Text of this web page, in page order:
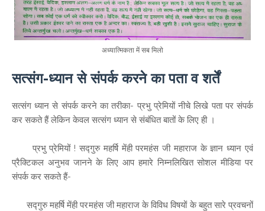
अध्यात्मिकता में सब मिलो
सत्संग-ध्यान से संपर्क करने का पता व शर्तें
सत्संग ध्यान से संपर्क करने का तरीका- प्रभु प्रेमियों नीचे लिखे पता पर संपर्क
कर सकते हैं लेकिन केवल सत्संग ध्यान से संबंधित बातों के लिए ही ।
प्रभु प्रेमियों ! सद्गुरु महर्षि मेंही परमहंस जी महाराज के ज्ञान ध्यान एवं
प्रैक्टिकल अनुभव जानने के लिए आप हमारे निम्नलिखित सोशल मीडिया पर
संपर्क कर सकते हैं-
सद्गुरु महर्षि मेंही परमहंस जी महाराज के विविध विषयों के बहुत सारे प्रवचनों